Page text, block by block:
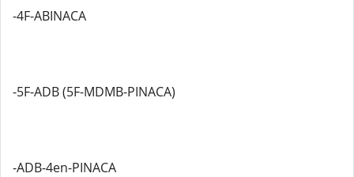
-4F-ABINACA
-5F-ADB (5F-MDMB-PINACA)
-ADB-4en-PINACA